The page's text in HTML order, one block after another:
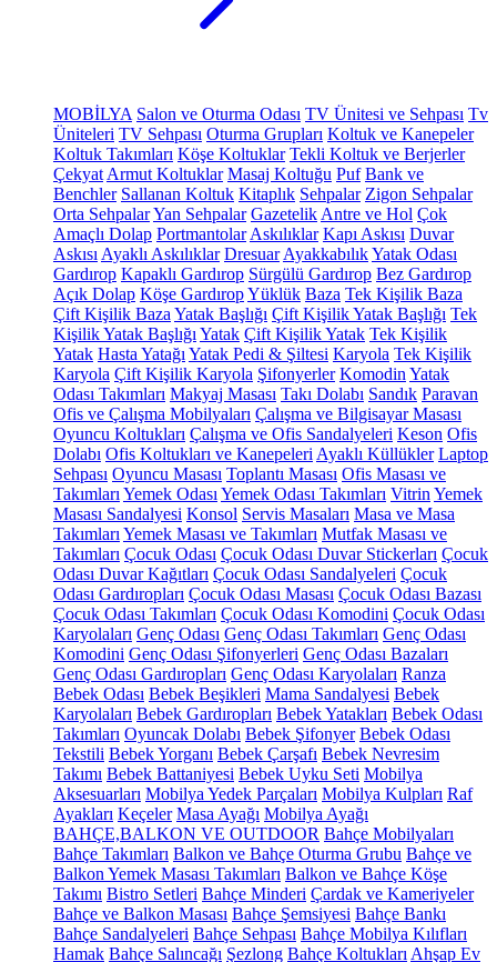
MOBİLYA Salon ve Oturma Odası TV Ünitesi ve Sehpası Tv
Üniteleri TV Sehpası Oturma Grupları Koltuk ve Kanepeler
Koltuk Takımları Köşe Koltuklar Tekli Koltuk ve Berjerler
Çekyat Armut Koltuklar Masaj Koltuğu Puf Bank ve
Benchler Sallanan Koltuk Kitaplık Sehpalar Zigon Sehpalar
Orta SehpalarYan Sehpalar Gazetelik Antre ve Hol Çok
Amaçlı Dolap Portmantolar Askılıklar Kapı Askısı Duvar
Askısı Ayaklı Askılıklar Dresuar AyakkabılıkYatak Odası
Gardırop Kapaklı Gardırop Sürgülü Gardırop Bez Gardırop
Açık Dolap Köşe GardıropYüklük Baza Tek Kişilik Baza
Çift Kişilik Baza Yatak Başlığı Çift Kişilik Yatak Başlığı Tek
Kişilik Yatak Başlığı Yatak Çift Kişilik Yatak Tek Kişilik
Yatak Hasta Yatağı Yatak Pedi & Şiltesi Karyola Tek Kişilik
Karyola Çift Kişilik Karyola Şifonyerler Komodin Yatak
Odası Takımları Makyaj Masası Takı Dolabı Sandık Paravan
Ofis ve Çalışma Mobilyaları Çalışma ve Bilgisayar Masası
Oyuncu Koltukları Çalışma ve Ofis Sandalyeleri Keson Ofis
Dolabı Ofis Koltukları ve Kanepeleri Ayaklı Küllükler Laptop
Sehpası Oyuncu Masası Toplantı Masası Ofis Masası ve
Takımları Yemek Odası Yemek Odası Takımları Vitrin Yemek
Masası Sandalyesi Konsol Servis Masaları Masa ve Masa
Takımları Yemek Masası ve Takımları Mutfak Masası ve
Takımları Çocuk Odası Çocuk Odası Duvar Stickerları Çocuk
Odası Duvar Kağıtları Çocuk Odası Sandalyeleri Çocuk
Odası Gardıropları Çocuk Odası Masası Çocuk Odası Bazası
Çocuk Odası Takımları Çocuk Odası Komodini Çocuk Odası
Karyolaları Genç Odası Genç Odası Takımları Genç Odası
Komodini Genç Odası Şifonyerleri Genç Odası Bazaları
Genç Odası Gardıropları Genç Odası Karyolaları Ranza
Bebek Odası Bebek Beşikleri Mama Sandalyesi Bebek
Karyolaları Bebek Gardıropları Bebek Yatakları Bebek Odası
Takımları Oyuncak Dolabı Bebek Şifonyer Bebek Odası
Tekstili Bebek Yorganı Bebek Çarşafı Bebek Nevresim
Takımı Bebek Battaniyesi Bebek Uyku Seti Mobilya
Aksesuarları Mobilya Yedek Parçaları Mobilya Kulpları Raf
Ayakları Keçeler Masa Ayağı Mobilya Ayağı
BAHÇE,BALKON VE OUTDOOR Bahçe Mobilyaları
Bahçe Takımları Balkon ve Bahçe Oturma Grubu Bahçe ve
Balkon Yemek Masası Takımları Balkon ve Bahçe Köşe
Takımı Bistro Setleri Bahçe Minderi Çardak ve Kameriyeler
Bahçe ve Balkon Masası Bahçe Şemsiyesi Bahçe Bankı
Bahçe Sandalyeleri Bahçe Sehpası Bahçe Mobilya Kılıfları
Hamak Bahçe Salıncağı Şezlong Bahçe Koltukları Ahşap Ev